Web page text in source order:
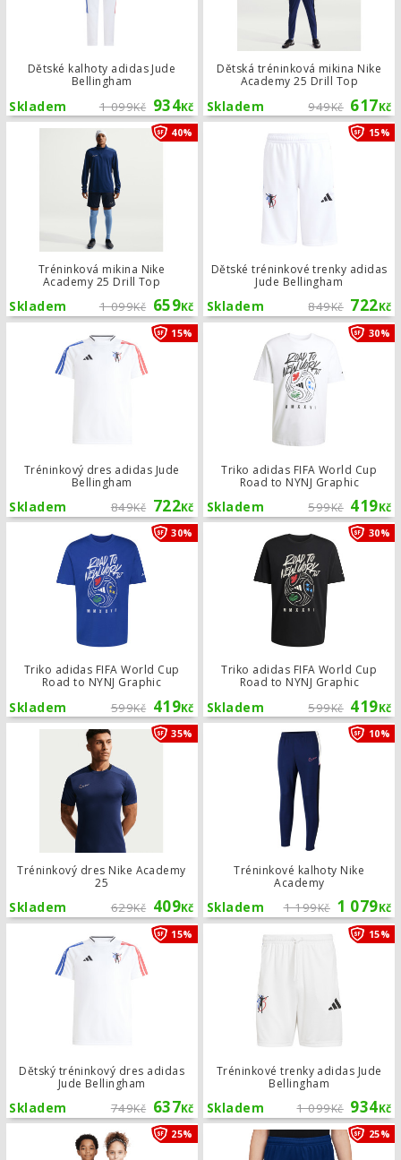
Dětské kalhoty adidas Jude
Bellingham
1 099Kč 934Kč
Skladem
Dětská tréninková mikina Nike
Academy 25 Drill Top
949Kč 617Kč
Skladem
Tréninková mikina Nike
Academy 25 Drill Top
1 099Kč 659Kč
Skladem
40% Tréninková mikina Nike Academy
Dětské tréninkové trenky adidas
Jude Bellingham
849Kč 722Kč
Skladem
15%
Tréninkový dres adidas Jude
Bellingham
849Kč 722Kč
Skladem
15% Tréninkový dres adidas Jude
Triko adidas FIFA World Cup
Road to NYNJ Graphic
599Kč 419Kč
Skladem
30%
Triko adidas FIFA World Cup
Road to NYNJ Graphic
599Kč 419Kč
Skladem
30% Triko adidas FIFA World Cup Road
Triko adidas FIFA World Cup
Road to NYNJ Graphic
599Kč 419Kč
Skladem
30%
Tréninkový dres Nike Academy
25
629Kč 409Kč
Skladem
35% Tréninkový dres Nike Academy 25
Tréninkové kalhoty Nike
Academy
1 199Kč 1 079Kč
Skladem
10%
Dětský tréninkový dres adidas
Jude Bellingham
749Kč 637Kč
Skladem
15% Dětský tréninkový dres adidas Jude
Tréninkové trenky adidas Jude
Bellingham
1 099Kč 934Kč
Skladem
15%
25% Dětský dres Nike Kylian Mbappé25%